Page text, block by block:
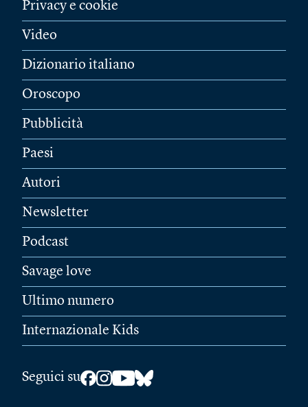
Privacy e cookie
Video
Dizionario italiano
Oroscopo
Pubblicità
Paesi
Autori
Newsletter
Podcast
Savage love
Ultimo numero
Internazionale Kids
Seguici su